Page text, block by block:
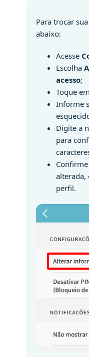
Para trocar
abaixo:
Acesse
Escolha
acesso;
Toque
Informe
Digite a
para
alterada,
perfil.